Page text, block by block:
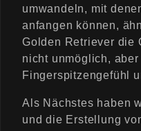
umwandeln, mit
anfangen können,
Golden Retriever die
nicht unmöglich,
Fingerspitzengefühl
Als Nächstes haben
und die Erstellung